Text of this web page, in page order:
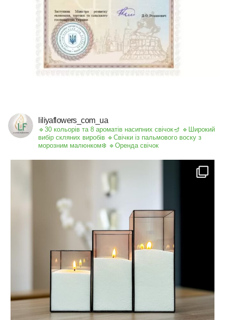
liliyaflowers_com_ua
🔹30 кольорів та 8 ароматів насипних свічок🪔 🔹Широкий
вибір скляних виробів 🔹Свічки із пальмового воску з
морозним малюнком❄️ 🔹Оренда свічок